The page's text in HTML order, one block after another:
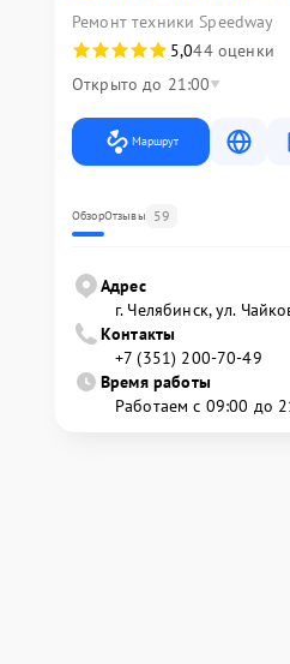
Ремонт техники Speedway
5,044 оценки
Открыто до 21:00
Маршрут
ОбзорОтзывы 59
Адрес
г. Челябинск, ул.
Контакты
+7 (351) 200-70-49
Время работы
Работаем с 09:00 до